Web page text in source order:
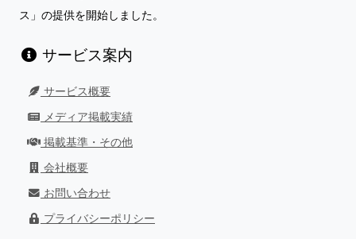
ス」の提供を開始しました。
サービス案内
サービス概要
メディア掲載実績
掲載基準・その他
会社概要
お問い合わせ
プライバシーポリシー